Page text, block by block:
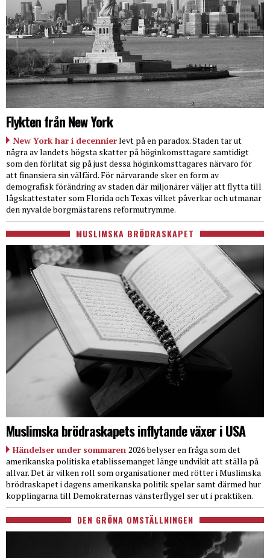
Flykten från New York
New York har i decennierlevt på en paradox. Staden tar ut
några av landets högsta skatter på höginkomsttagare samtidigt
som den förlitat sig på just dessa höginkomsttagares närvaro för
att finansiera sin välfärd. För närvarande sker en form av
demografisk förändring av staden där miljonärer väljer att flytta till
lågskattestater som Florida och Texas vilket påverkar och utmanar
den nyvalde borgmästarens reformutrymme.
MUSLIMSKA BRÖDRASKAPET
Muslimska brödraskapets inflytande växer i USA
Händelser under sommaren 2026 belyser en fråga som det
amerikanska politiska etablissemanget länge undvikit att ställa på
allvar. Det är vilken roll som organisationer med rötter i Muslimska
brödraskapet i dagens amerikanska politik spelar samt därmed hur
kopplingarna till Demokraternas vänsterflygel ser ut i praktiken.
DEN GRÖNA OMSTÄLLNINGEN